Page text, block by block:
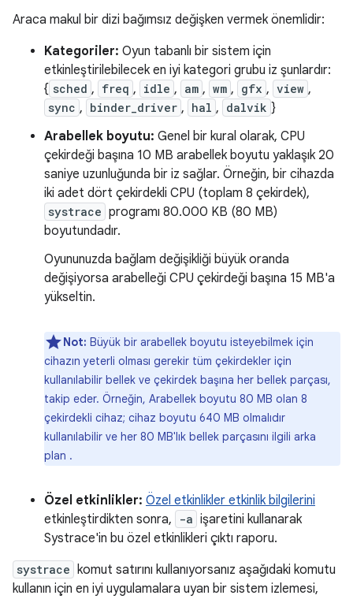
Araca makul bir dizi bağımsız değişken vermek önemlidir:
Kategoriler: Oyun tabanlı bir sistem için
etkinleştirilebilecek en iyi kategori grubu iz şunlardır:
{ sched , freq , idle , am , wm , gfx , view ,
sync , binder_driver , hal , dalvik }
Arabellek boyutu: Genel bir kural olarak, CPU
çekirdeği başına 10 MB arabellek boyutu yaklaşık 20
saniye uzunluğunda bir iz sağlar. Örneğin, bir cihazda
iki adet dört çekirdekli CPU (toplam 8 çekirdek),
systrace programı 80.000 KB (80 MB)
boyutundadır.
Oyununuzda bağlam değişikliği büyük oranda
değişiyorsa arabelleği CPU çekirdeği başına 15 MB'a
yükseltin.
Not: Büyük bir arabellek boyutu isteyebilmek için
cihazın yeterli olması gerekir tüm çekirdekler için
kullanılabilir bellek ve çekirdek başına her bellek parçası,
takip eder. Örneğin, Arabellek boyutu 80 MB olan 8
çekirdekli cihaz; cihaz boyutu 640 MB olmalıdır
kullanılabilir ve her 80 MB'lık bellek parçasını ilgili arka
plan .
Özel etkinlikler: Özel etkinlikler etkinlik bilgilerini
etkinleştirdikten sonra,
-a işaretini kullanarak
Systrace'in bu özel etkinlikleri çıktı raporu.
systrace komut satırını kullanıyorsanız aşağıdaki komutu
kullanın için en iyi uygulamalara uyan bir sistem izlemesi,